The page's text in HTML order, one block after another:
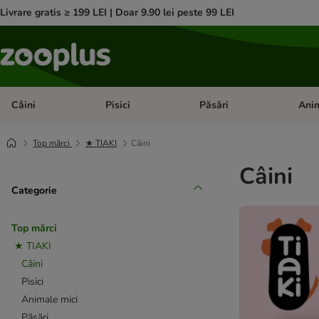
Livrare gratis ≥ 199 LEI | Doar 9.90 lei peste 99 LEI
Câini Deschideți meniul cu categorii: Câini
Pisici Deschideți meniul cu
Păsări
Top mărci ★ TIAKI Câini
Categorie
Top mărci
★ TIAKI
Câini
Pisici
Animale mici
Câini